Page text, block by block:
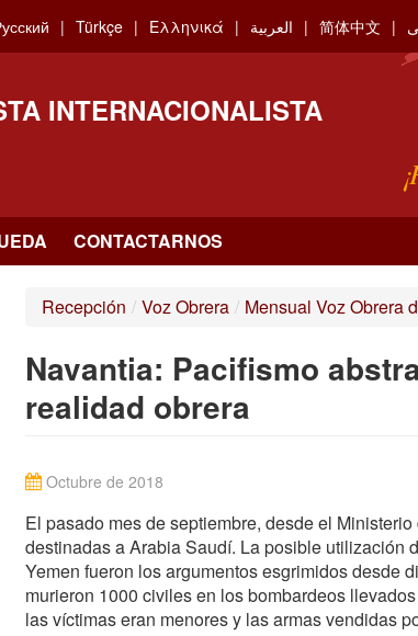
Türkçe Ελληνικά العربية 简体中文
INTERNACIONALISTA
CONTACTARNOS
Recepción / Voz Obrera / Mensual Voz Obrera
Navantia: Pacifismo
realidad obrera
Octubre de 2018
El pasado mes de septiembre, desde el
destinadas a Arabia Saudí. La posible utilización
Yemen fueron los argumentos esgrimidos desde
murieron 1000 civiles en los bombardeos
las víctimas eran menores y las armas vendidas